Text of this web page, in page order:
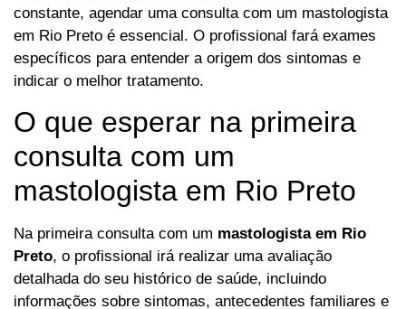
constante, agendar uma consulta com um mastologista
em Rio Preto é essencial. O profissional fará exames
específicos para entender a origem dos sintomas e
indicar o melhor tratamento.
O que esperar na primeira
consulta com um
mastologista em Rio Preto
Na primeira consulta com um mastologista em Rio
Preto, o profissional irá realizar uma avaliação
detalhada do seu histórico de saúde, incluindo
informações sobre sintomas, antecedentes familiares e